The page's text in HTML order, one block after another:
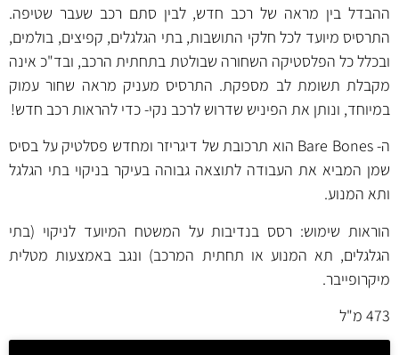
ההבדל בין מראה של רכב חדש, לבין סתם רכב שעבר שטיפה.
התרסיס מיועד לכל חלקי התושבות, בתי הגלגלים, קפיצים, בולמים,
ובכלל כל הפלסטיקה השחורה שבולטת בתחתית הרכב, ובד"כ אינה
מקבלת תשומת לב מספקת. התרסיס מעניק מראה שחור עמוק
במיוחד, ונותן את הפיניש שדרוש לרכב נקי- כדי להראות רכב חדש!
ה- Bare Bones הוא תרכובת של דיגריזר ומחדש פסלטיק על בסיס
שמן המביא את העבודה לתוצאה גבוהה בעיקר בניקוי בתי הגלגל
ותא המנוע.
הוראות שימוש: רסס בנדיבות על המשטח המיועד לניקוי (בתי
הגלגלים, תא המנוע או תחתית המרכב) ונגב באמצעות מטלית
מיקרופייבר.
473 מ"ל